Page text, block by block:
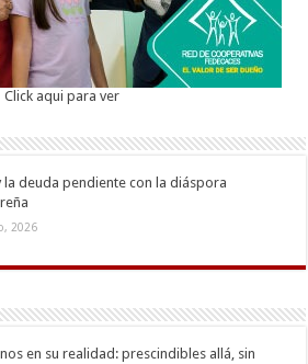
Click aqui para ver
la deuda pendiente con la diáspora
2026
en su realidad: prescindibles allá, sin